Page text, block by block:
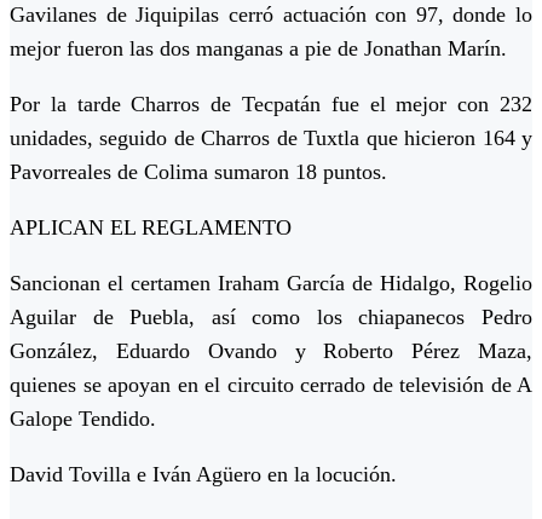
Gavilanes de Jiquipilas cerró actuación con 97, donde lo
mejor fueron las dos manganas a pie de Jonathan Marín.
Por la tarde Charros de Tecpatán fue el mejor con 232
unidades, seguido de Charros de Tuxtla que hicieron 164 y
Pavorreales de Colima sumaron 18 puntos.
APLICAN EL REGLAMENTO
Sancionan el certamen Iraham García de Hidalgo, Rogelio
Aguilar de Puebla, así como los chiapanecos Pedro
González, Eduardo Ovando y Roberto Pérez Maza,
quienes se apoyan en el circuito cerrado de televisión de A
Galope Tendido.
David Tovilla e Iván Agüero en la locución.